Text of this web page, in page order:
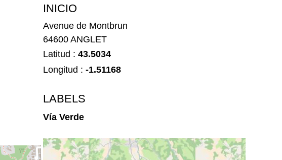
INICIO
Avenue de Montbrun
64600 ANGLET
Latitud : 43.5034
Longitud : -1.51168
LABELS
Vía Verde